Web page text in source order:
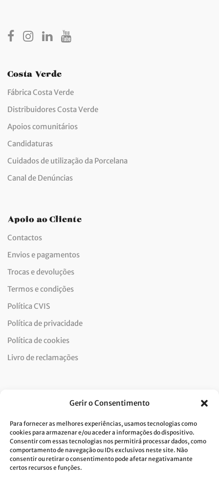
Gerir o Consentimento
Para fornecer as melhores experiências, usamos tecnologias como
cookies para armazenar e/ou aceder a informações do dispositivo.
Consentir com essas tecnologias nos permitirá processar dados, como
comportamento de navegação ou IDs exclusivos neste site. Não
consentir ou retirar o consentimento pode afetar negativamante
certos recursos e funções.
Costa Verde
Fábrica Costa Verde
Distribuidores Costa Verde
Apoios comunitários
Candidaturas
Cuidados de utilização da Porcelana
Canal de Denúncias
Apoio ao Cliente
Contactos
Envios e pagamentos
Trocas e devoluções
Termos e condições
Política CVIS
Política de privacidade
Política de cookies
Livro de reclamações
Dou consentimento ao tratamento de dados e aceito a
política de privacidade.*
A Costa Verde está comprometida com a implementação do RGPD. Para